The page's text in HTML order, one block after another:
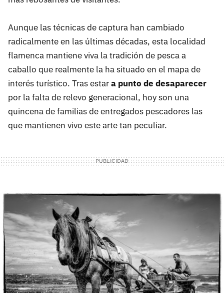
Aunque las técnicas de captura han cambiado
radicalmente en las últimas décadas, esta localidad
flamenca mantiene viva la tradición de pesca a
caballo que realmente la ha situado en el mapa de
interés turístico. Tras estara punto de desaparecer
por la falta de relevo generacional, hoy son una
quincena de familias de entregados pescadores las
que mantienen vivo este arte tan peculiar.